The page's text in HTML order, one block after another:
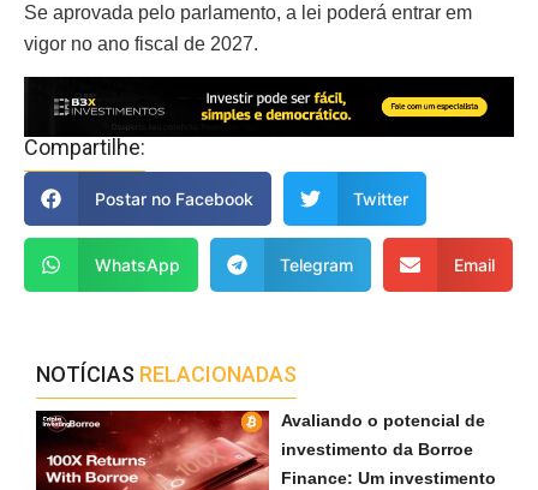
Se aprovada pelo parlamento, a lei poderá entrar em
vigor no ano fiscal de 2027.
Compartilhe:
Postar no Facebook Twitter
WhatsApp Telegram Email
NOTÍCIAS RELACIONADAS
Avaliando o potencial de
investimento da Borroe
Finance: Um investimento